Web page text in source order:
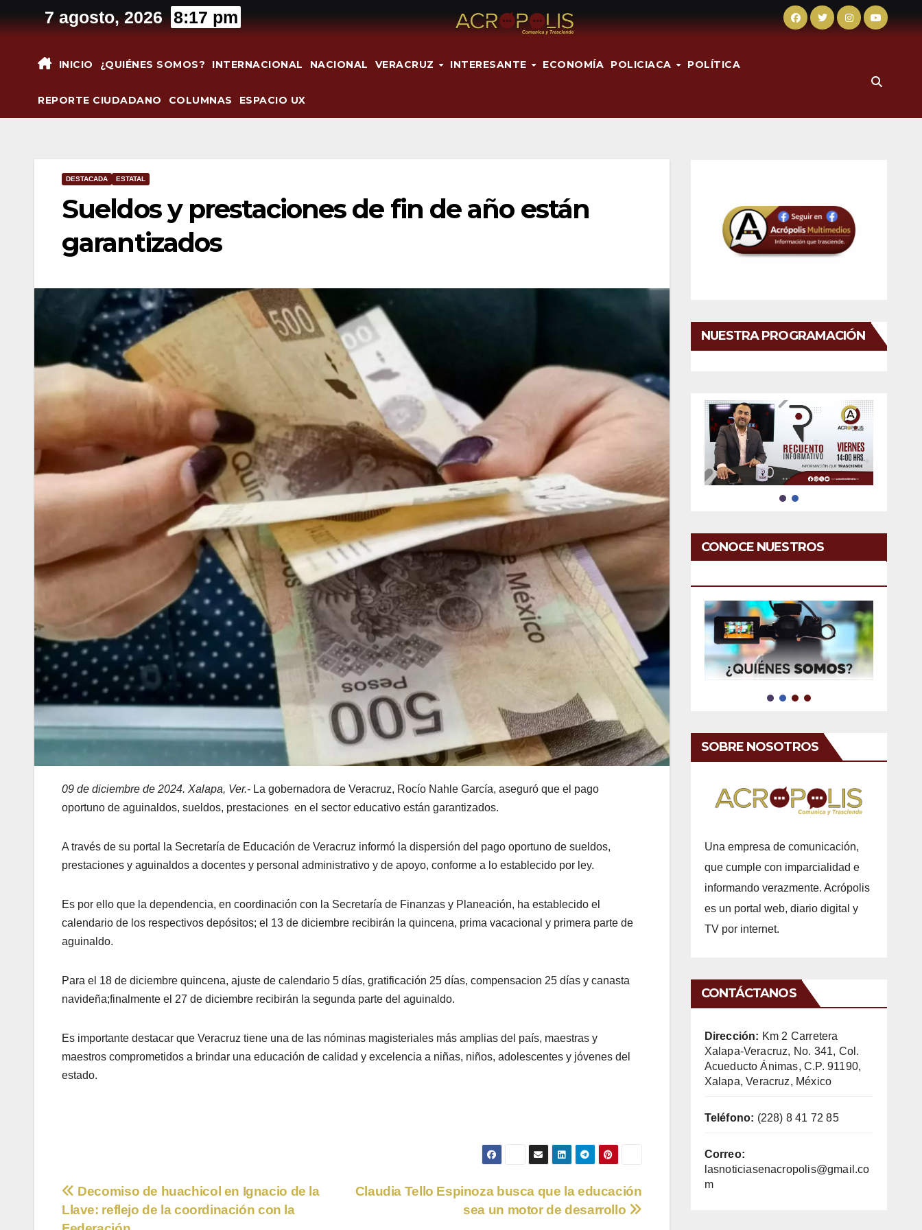
al
7 agosto, 2026 8:17 pm
INICIO ¿QUIÉNES SOMOS? INTERNACIONAL NACIONAL VERACRUZ INTERESANTE ECONOMÍA POLICIACA POLÍTICA
REPORTE CIUDADANO COLUMNAS ESPACIO UX
DESTACADA ESTATAL
Sueldos y prestaciones de fin de año están
garantizados
09 de diciembre de 2024. Xalapa, Ver.- La gobernadora de Veracruz, Rocío Nahle García, aseguró que el pago
oportuno de aguinaldos, sueldos, prestaciones en el sector educativo están garantizados.
A través de su portal la Secretaría de Educación de Veracruz informó la dispersión del pago oportuno de sueldos,
prestaciones y aguinaldos a docentes y personal administrativo y de apoyo, conforme a lo establecido por ley.
Es por ello que la dependencia, en coordinación con la Secretaría de Finanzas y Planeación, ha establecido el
calendario de los respectivos depósitos; el 13 de diciembre recibirán la quincena, prima vacacional y primera parte de
aguinaldo.
Para el 18 de diciembre quincena, ajuste de calendario 5 días, gratificación 25 días, compensacion 25 días y canasta
navideña;finalmente el 27 de diciembre recibirán la segunda parte del aguinaldo.
Es importante destacar que Veracruz tiene una de las nóminas magisteriales más amplias del país, maestras y
maestros comprometidos a brindar una educación de calidad y excelencia a niñas, niños, adolescentes y jóvenes del
estado.
Navegación
de
Claudia Tello Espinoza busca que la educación
sea un motor de desarrollo
Decomiso de huachicol en Ignacio de la
Llave: reflejo de la coordinación con la
NUESTRA PROGRAMACIÓN
CONOCE NUESTROS
SOBRE NOSOTROS
Una empresa de comunicación,
que cumple con imparcialidad e
informando verazmente. Acrópolis
es un portal web, diario digital y
TV por internet.
CONTÁCTANOS
Dirección: Km 2 Carretera
Xalapa-Veracruz, No. 341, Col.
Acueducto Ánimas, C.P. 91190,
Xalapa, Veracruz, México
Teléfono: (228) 8 41 72 85
Correo:
lasnoticiasenacropolis@gmail.co
m